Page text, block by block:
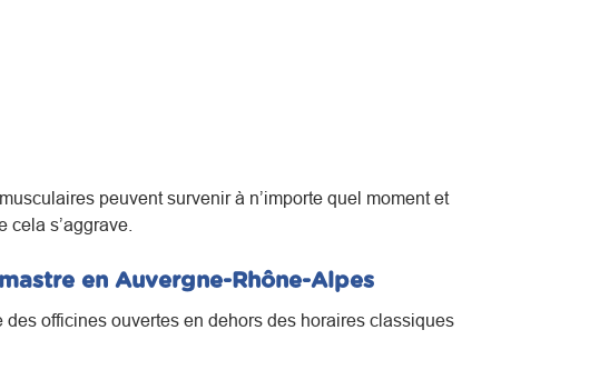
peuvent survenir à n’importe quel moment et
s’aggrave.
en Auvergne-Rhône-Alpes
officines ouvertes en dehors des horaires classiques